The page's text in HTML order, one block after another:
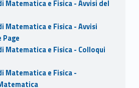
Matematica e Fisica - Avvisi del
Matematica e Fisica - Avvisi
Matematica e Fisica - Colloqui
Matematica e Fisica -